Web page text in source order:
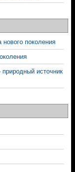
поколения
источник